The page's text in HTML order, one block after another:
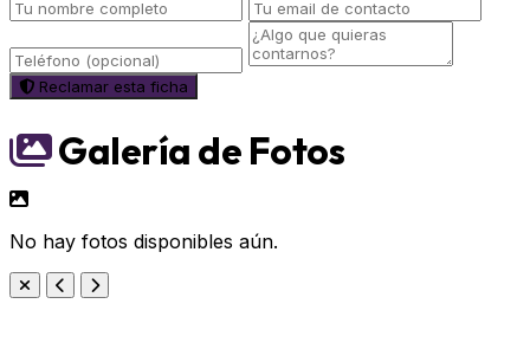
Reclamar esta ficha
Galería de Fotos
No hay fotos disponibles aún.